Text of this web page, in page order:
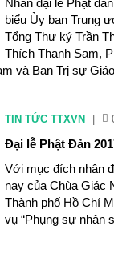
Nhân đại lễ Phật
biểu Ủy ban Trung
Tổng Thư ký Trần
Thích Thanh Sam,
và Ban Trị sự
TIN TỨC TTXVN
Đại lễ Phật Đản
Với mục đích nhân
nay của Chùa Giác
Thành phố Hồ Chí
vụ “Phụng sự nhân